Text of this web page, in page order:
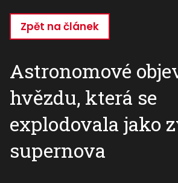
hlavnímu
Zpět na článek
Astronomové
hvězdu, která se
explodovala jako
supernova